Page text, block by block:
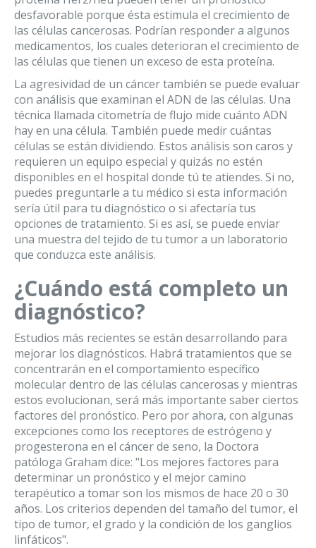
desfavorable porque ésta estimula el crecimiento de
las células cancerosas. Podrían responder a algunos
medicamentos, los cuales deterioran el crecimiento de
las células que tienen un exceso de esta proteína.
La agresividad de un cáncer también se puede evaluar
con análisis que examinan el ADN de las células. Una
técnica llamada citometría de flujo mide cuánto ADN
hay en una célula. También puede medir cuántas
células se están dividiendo. Estos análisis son caros y
requieren un equipo especial y quizás no estén
disponibles en el hospital donde tú te atiendes. Si no,
puedes preguntarle a tu médico si esta información
sería útil para tu diagnóstico o si afectaría tus
opciones de tratamiento. Si es así, se puede enviar
una muestra del tejido de tu tumor a un laboratorio
que conduzca este análisis.
¿Cuándo está completo un
diagnóstico?
Estudios más recientes se están desarrollando para
mejorar los diagnósticos. Habrá tratamientos que se
concentrarán en el comportamiento específico
molecular dentro de las células cancerosas y mientras
estos evolucionan, será más importante saber ciertos
factores del pronóstico. Pero por ahora, con algunas
excepciones como los receptores de estrógeno y
progesterona en el cáncer de seno, la Doctora
patóloga Graham dice: "Los mejores factores para
determinar un pronóstico y el mejor camino
terapéutico a tomar son los mismos de hace 20 o 30
años. Los criterios dependen del tamaño del tumor, el
tipo de tumor, el grado y la condición de los ganglios
linfáticos".